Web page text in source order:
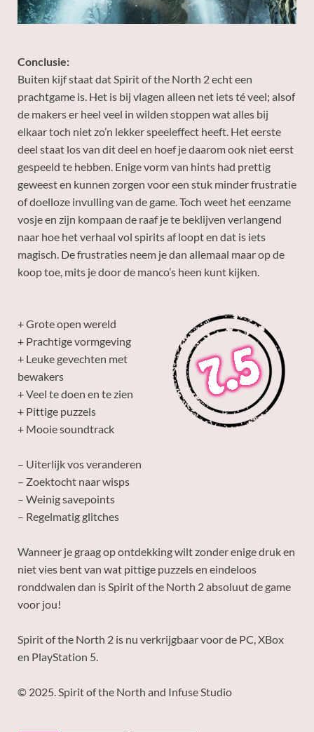
Conclusie:
Buiten kijf staat dat Spirit of the North 2 echt een
prachtgame is. Het is bij vlagen alleen net iets té veel; alsof
de makers er heel veel in wilden stoppen wat alles bij
elkaar toch niet zo’n lekker speeleffect heeft. Het eerste
deel staat los van dit deel en hoef je daarom ook niet eerst
gespeeld te hebben. Enige vorm van hints had prettig
geweest en kunnen zorgen voor een stuk minder frustratie
of doelloze invulling van de game. Toch weet het eenzame
vosje en zijn kompaan de raaf je te beklijven verlangend
naar hoe het verhaal vol spirits af loopt en dat is iets
magisch. De frustraties neem je dan allemaal maar op de
koop toe, mits je door de manco’s heen kunt kijken.
+ Grote open wereld
+ Prachtige vormgeving
+ Leuke gevechten met
bewakers
+ Veel te doen en te zien
+ Pittige puzzels
+ Mooie soundtrack
– Uiterlijk vos veranderen
– Zoektocht naar wisps
– Weinig savepoints
– Regelmatig glitches
Wanneer je graag op ontdekking wilt zonder enige druk en
niet vies bent van wat pittige puzzels en eindeloos
ronddwalen dan is Spirit of the North 2 absoluut de game
voor jou!
Spirit of the North 2 is nu verkrijgbaar voor de PC, XBox
en PlayStation 5.
© 2025. Spirit of the North and Infuse Studio